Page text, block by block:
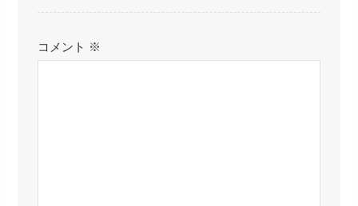
コメント ※